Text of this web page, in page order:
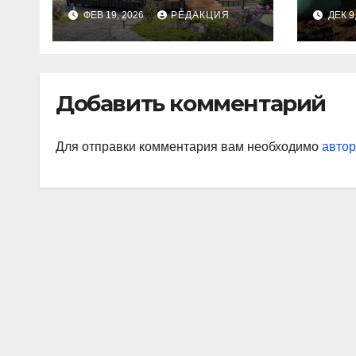
этапы и
планирование
бюджета
ФЕВ 19, 2026 РЕДАКЦИЯ ДЕК
Добавить комментарий
Для отправки комментария вам необходимо